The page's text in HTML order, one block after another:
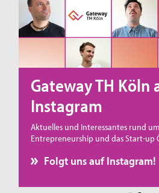
Gateway TH Köln
Instagram
Aktuelles und Interessantes rund
Entrepreneurship und das Start-up
Folgt uns auf Instagram!